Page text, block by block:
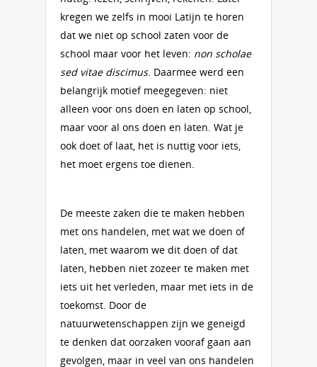
kregen we zelfs in mooi Latijn te horen
dat we niet op school zaten voor de
school maar voor het leven: non scholae
sed vitae discimus. Daarmee werd een
belangrijk motief meegegeven: niet
alleen voor ons doen en laten op school,
maar voor al ons doen en laten. Wat je
ook doet of laat, het is nuttig voor iets,
het moet ergens toe dienen.
De meeste zaken die te maken hebben
met ons handelen, met wat we doen of
laten, met waarom we dit doen of dat
laten, hebben niet zozeer te maken met
iets uit het verleden, maar met iets in de
toekomst. Door de
natuurwetenschappen zijn we geneigd
te denken dat oorzaken vooraf gaan aan
gevolgen, maar in veel van ons handelen